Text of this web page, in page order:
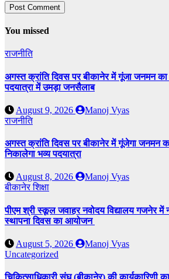
You missed
राजनीति
अगस्त क्रांति दिवस पर बीकानेर में गूंजा जनमन
पदयात्रा में उमड़ा जनसैलाब
August 9, 2026
Manoj Vyas
राजनीति
अगस्त क्रांति दिवस पर बीकानेर में गूंजेगा जनमन
निकालेगा भव्य पदयात्रा
August 8, 2026
Manoj Vyas
बीकानेरशिक्षा
पीएम श्री स्कूल जवाहर नवोदय विद्यालय गजनेर में
स्थापना दिवस का आयोजन
August 5, 2026
Manoj Vyas
Uncategorized